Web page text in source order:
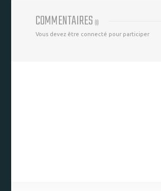
COMMENTAIRES (0)
Vous devez être connecté pour participer